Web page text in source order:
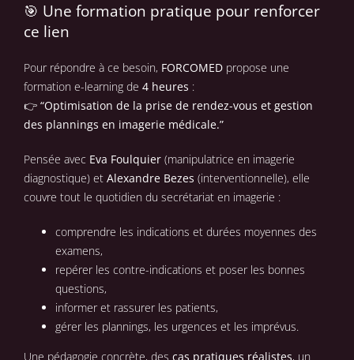
🎯 Une formation pratique pour renforcer
ce lien
Pour répondre à ce besoin, FORCOMED propose une
formation e-learning de 4 heures :
👉 “Optimisation de la prise de rendez-vous et gestion
des plannings en imagerie médicale.”
Pensée avec Eva Foulquier(manipulatrice en imagerie
diagnostique) et Alexandre Bezes (interventionnelle), elle
couvre tout le quotidien du secrétariat en imagerie :
comprendre les indications et durées moyennes des
examens,
repérer les contre-indications et poser les bonnes
questions,
informer et rassurer les patients,
gérer les plannings, les urgences et les imprévus.
Une pédagogie concrète, des cas pratiques réalistes, un